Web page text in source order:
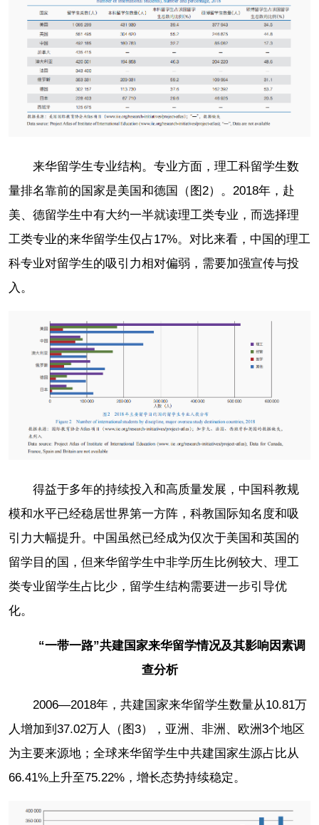
来华留学生专业结构。专业方面，理工科留学生数
量排名靠前的国家是美国和德国（图2）。2018年，赴
美、德留学生中有大约一半就读理工类专业，而选择理
工类专业的来华留学生仅占17%。对比来看，中国的理工
科专业对留学生的吸引力相对偏弱，需要加强宣传与投
入。
得益于多年的持续投入和高质量发展，中国科教规
模和水平已经稳居世界第一方阵，科教国际知名度和吸
引力大幅提升。中国虽然已经成为仅次于美国和英国的
留学目的国，但来华留学生中非学历生比例较大、理工
类专业留学生占比少，留学生结构需要进一步引导优
化。
“一带一路”共建国家来华留学情况及其影响因素调
查分析
2006—2018年，共建国家来华留学生数量从10.81万
人增加到37.02万人（图3），亚洲、非洲、欧洲3个地区
为主要来源地；全球来华留学生中共建国家生源占比从
66.41%上升至75.22%，增长态势持续稳定。